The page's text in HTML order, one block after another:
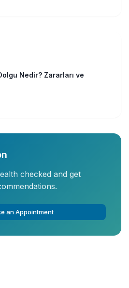
Nedir? Zararları ve
checked and get
an Appointment